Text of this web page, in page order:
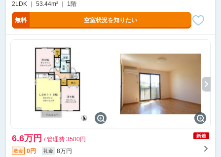
2LDK ｜ 53.44m² ｜ 1階
無料 空室状況を知りたい
6.6万円 / 管理費 3500円
敷金 0円 礼金
8万円